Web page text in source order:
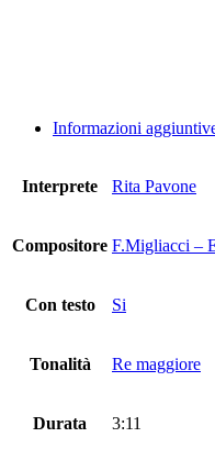
Informazioni
Interprete Rita Pavone
Compositore F.Migliacci –
Con testo Si
Tonalità Re maggiore
Durata 3:11